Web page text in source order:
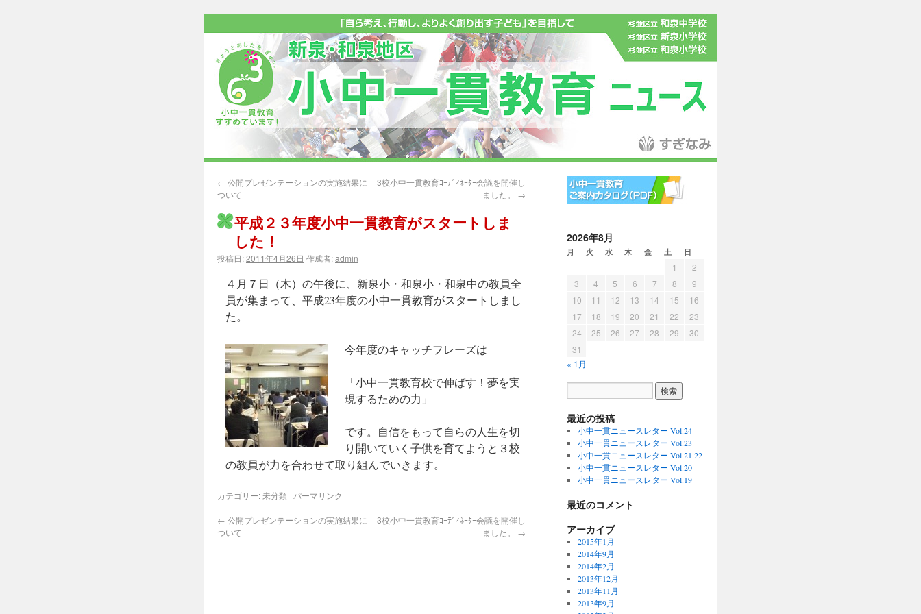
← 公開プレゼンテーションの実施結果に
ついて
3校小中一貫教育ｺｰﾃﾞｨﾈｰﾀｰ会議を開催し
ました。 →
平成２３年度小中一貫教育がスタートしま
した！
投稿日:2011年4月26日 作成者:admin
４月７日（木）の午後に、新泉小・和泉小・和泉中の教員全
員が集まって、平成23年度の小中一貫教育がスタートしまし
た。
今年度のキャッチフレーズは
「小中一貫教育校で伸ばす！夢を実
現するための力」
です。自信をもって自らの人生を切
り開いていく子供を育てようと３校
の教員が力を合わせて取り組んでいきます。
カテゴリー:未分類 パーマリンク
← 公開プレゼンテーションの実施結果に
ついて
3校小中一貫教育ｺｰﾃﾞｨﾈｰﾀｰ会議を開催し
ました。 →
2026年8月
月 火 水 木 金 土 日
« 1月
1
2
3
4 5 6 7 8
9
10
11 12 13 14 15
16
17
18 19 20 21 22
23
24
25 26 27 28 29
30
31
最近の投稿
小中一貫ニュースレター Vol.24
小中一貫ニュースレター Vol.23
小中一貫ニュースレター Vol.21.22
小中一貫ニュースレター Vol.20
小中一貫ニュースレター Vol.19
最近のコメント
アーカイブ
2015年1月
2014年9月
2014年2月
2013年12月
2013年11月
2013年9月